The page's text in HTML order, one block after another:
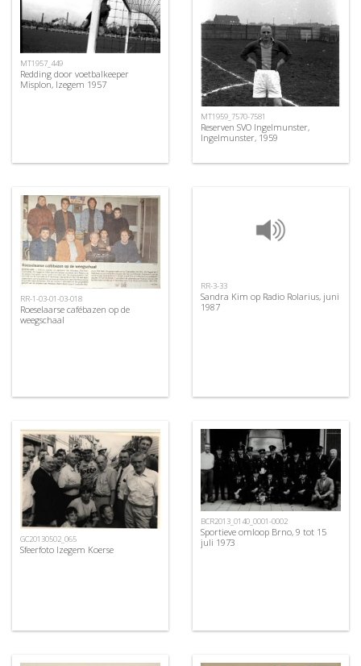
MT1957_449
Redding door voetbalkeeper
Misplon, Izegem 1957
MT1959_7570-7581
Reserven SVO Ingelmunster,
Ingelmunster, 1959
RR-1-03-01-03-018
Roeselaarse cafébazen op de
weegschaal
RR-3-33
Sandra Kim op Radio Rolarius, juni
1987
GC20130502_065
Sfeerfoto Izegem Koerse
BCR2013_0140_0001-0002
Sportieve omloop Brno, 9 tot 15
juli 1973